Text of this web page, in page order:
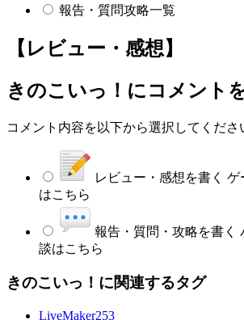
報告・質問攻略一覧
【レビュー・感想】
きのこいっ！ にコメント
コメント内容を以下から選択してくださ
レビュー・感想を書く ゲ
はこちら
報告・質問・攻略を書く
談はこちら
きのこいっ！に関連するタグ
LiveMaker253